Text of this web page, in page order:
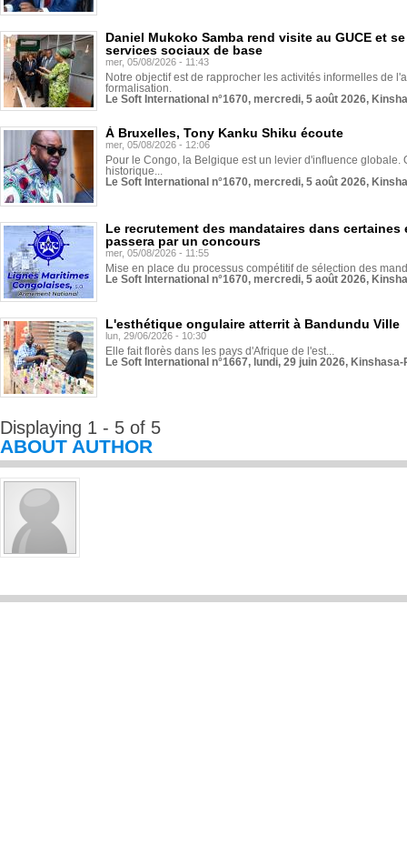
Daniel Mukoko Samba rend visite au GUCE et
services sociaux de base
mer, 05/08/2026 - 11:43
Notre objectif est de rapprocher les activités informelles de
formalisation.
Le Soft International n°1670, mercredi, 5 août 2026,
À Bruxelles, Tony Kanku Shiku écoute
mer, 05/08/2026 - 12:06
Pour le Congo, la Belgique est un levier d'influence globale.
historique...
Le Soft International n°1670, mercredi, 5 août 2026,
Le recrutement des mandataires dans
passera par un concours
mer, 05/08/2026 - 11:55
Mise en place du processus compétitif de sélection des
Le Soft International n°1670, mercredi, 5 août 2026,
L'esthétique ongulaire atterrit à Bandundu Ville
lun, 29/06/2026 - 10:30
Elle fait florès dans les pays d'Afrique de l'est...
Le Soft International n°1667, lundi, 29 juin 2026,
Displaying 1 - 5 of 5
ABOUT AUTHOR